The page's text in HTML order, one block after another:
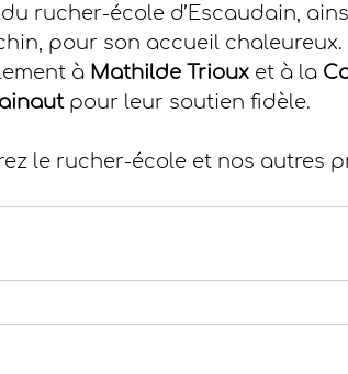
rucher-école d’Escaudain,
pour son accueil chaleureux.
à Mathilde Trioux et à la
pour leur soutien fidèle.
le rucher-école et nos autres